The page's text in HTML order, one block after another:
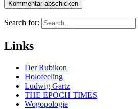
Search for:
Links
Der Rubikon
Holofeeling
Ludwig Gartz
THE EPOCH TIMES
Wogopologie